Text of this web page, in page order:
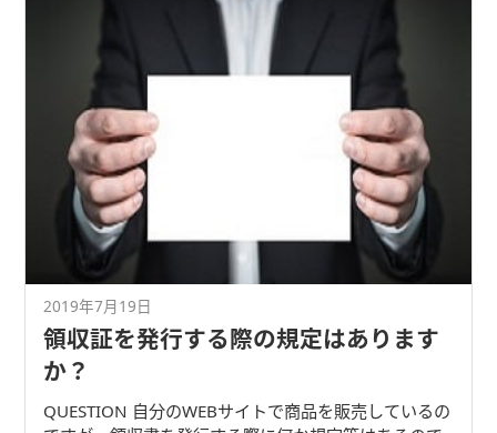
2019年7月19日
領収証を発行する際の規定はあります
か？
QUESTION 自分のWEBサイトで商品を販売しているの